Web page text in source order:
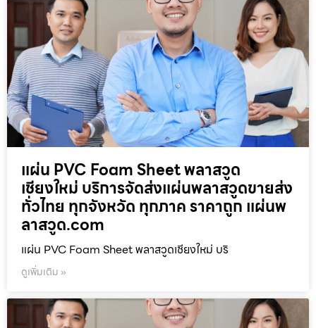
แผ่น PVC Foam Sheet พลาสวูด
เชียงใหม่ บริการจัดส่งแผ่นพลาสวูดขายส่ง
ทั่วไทย ทุกจังหวัด ทุกภาค ราคาถูก แผ่นพ
ลาสวูด.com
แผ่น PVC Foam Sheet พลาสวูดเชียงใหม่ บริ
ดูเพิ่มเติม »